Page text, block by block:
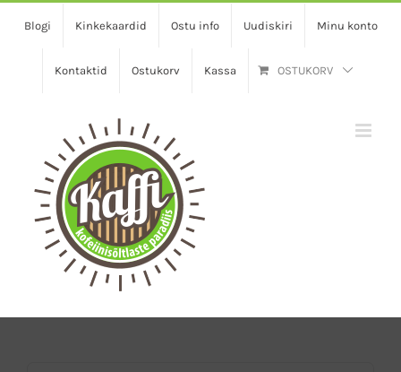
Blogi Kinkekaardid Ostu info Uudiskiri Minu konto
Kontaktid Ostukorv Kassa OSTUKORV